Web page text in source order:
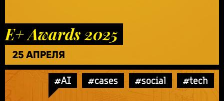
E+ Awards 2025
25 АПРЕЛЯ
#AI #cases #social #tech